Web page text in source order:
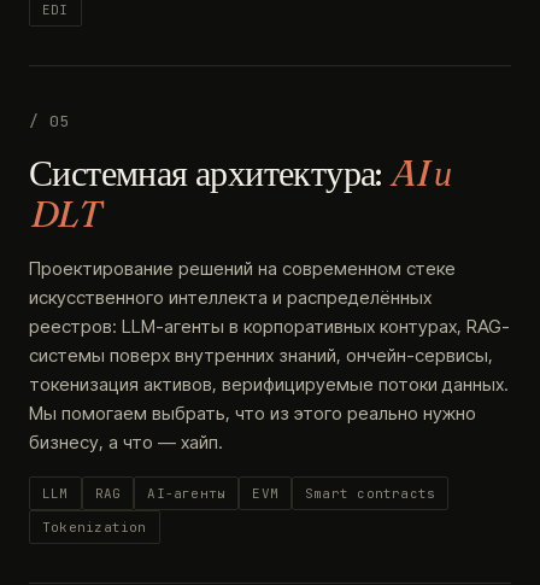
EDI
/ 05
Системная архитектура:AI и
DLT
Проектирование решений на современном стеке
искусственного интеллекта и распределённых
реестров: LLM-агенты в корпоративных контурах, RAG-
системы поверх внутренних знаний, ончейн-сервисы,
токенизация активов, верифицируемые потоки данных.
Мы помогаем выбрать, что из этого реально нужно
бизнесу, а что — хайп.
LLM RAG AI-агенты EVM
Smart contracts
Tokenization